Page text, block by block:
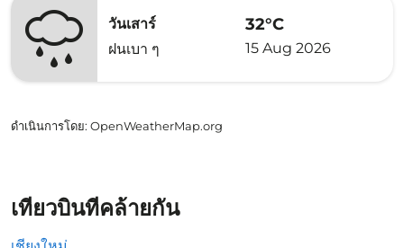
วันเสาร์
ฝนเบา ๆ
32°C
15 Aug 2026
ดำเนินการโดย: OpenWeatherMap.org
เที่ยวบินที่คล้ายกัน